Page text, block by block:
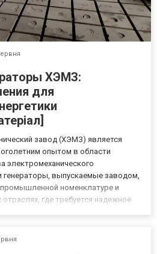
ХЭМЗ:
для
завод (ХЭМЗ) является
опытом в области
электромеханического
генераторы, выпускаемые заводом,
номенклатуре и
где требуется надежное